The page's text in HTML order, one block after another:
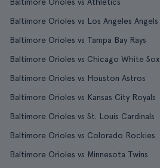
Baltimore Orioles vs Los Angeles Angels
Baltimore Orioles vs Tampa Bay Rays
Baltimore Orioles vs Chicago White Sox
Baltimore Orioles vs Houston Astros
Baltimore Orioles vs Kansas City Royals
Baltimore Orioles vs St. Louis Cardinals
Baltimore Orioles vs Colorado Rockies
Baltimore Orioles vs Minnesota Twins